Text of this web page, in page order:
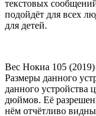
текстовых
подойдёт для всех
для детей.
Вес Нокиа 105 (2019)
Размеры данного
данного устройства
дюймов. Её
нём отчётливо